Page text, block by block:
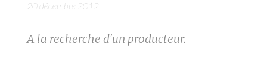
20 décembre 2012
A la recherche d'un producteur.